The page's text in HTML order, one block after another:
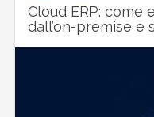
Cloud ERP: come
dall’on-premise e